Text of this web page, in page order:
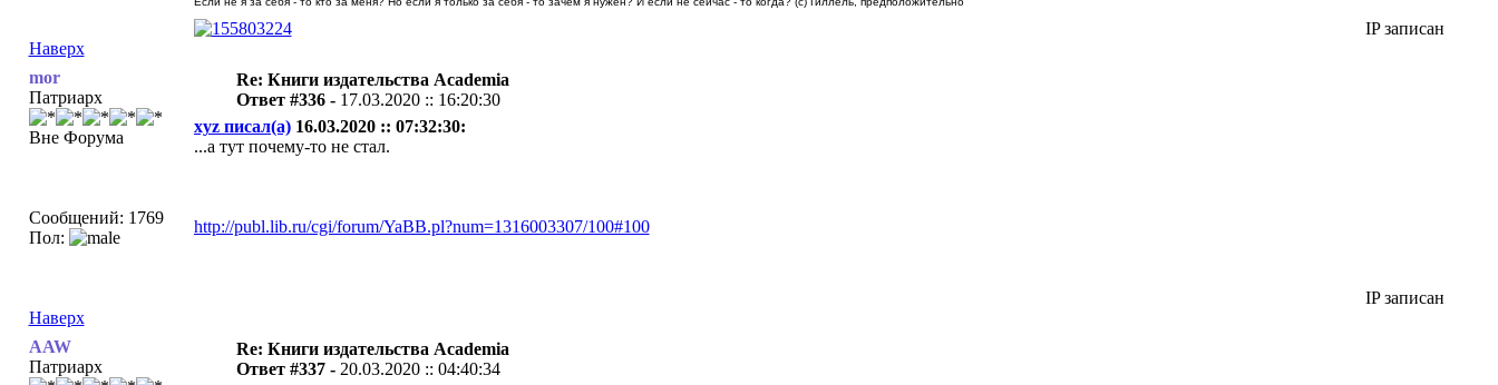
Наверх
IP записан
mor
Патриарх
Вне Форума
Сообщений: 1769
Пол:
Re: Книги издательства Academia
Ответ #336 - 17.03.2020 :: 16:20:30
xyz писал(а)16.03.2020 :: 07:32:30:
...а тут почему-то не стал.
http://publ.lib.ru/cgi/forum/YaBB.pl?num=1316003307/100#100
Наверх
IP записан
AAW
Патриарх
Re: Книги издательства Academia
Ответ #337 - 20.03.2020 :: 04:40:34